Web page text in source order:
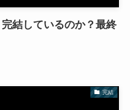
結しているのか？最終
完結